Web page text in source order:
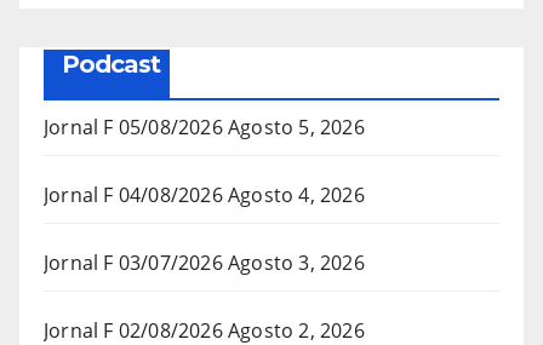
Podcast
Jornal F 05/08/2026Agosto 5, 2026
Jornal F 04/08/2026Agosto 4, 2026
Jornal F 03/07/2026Agosto 3, 2026
Jornal F 02/08/2026Agosto 2, 2026